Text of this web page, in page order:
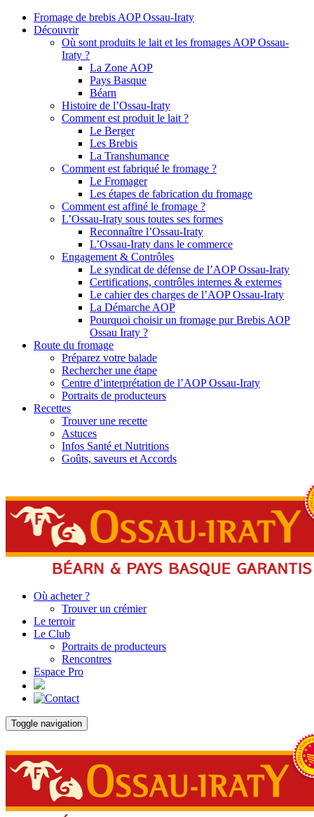
Fromage de brebis AOP Ossau-Iraty
Découvrir
Où sont produits le lait et les fromages AOP Ossau-
Iraty ?
La Zone AOP
Pays Basque
Béarn
Histoire de l’Ossau-Iraty
Comment est produit le lait ?
Le Berger
Les Brebis
La Transhumance
Comment est fabriqué le fromage ?
Le Fromager
Les étapes de fabrication du fromage
Comment est affiné le fromage ?
L’Ossau-Iraty sous toutes ses formes
Reconnaître l’Ossau-Iraty
L’Ossau-Iraty dans le commerce
Engagement & Contrôles
Le syndicat de défense de l’AOP Ossau-Iraty
Certifications, contrôles internes & externes
Le cahier des charges de l’AOP Ossau-Iraty
La Démarche AOP
Pourquoi choisir un fromage pur Brebis AOP
Ossau Iraty ?
Route du fromage
Préparez votre balade
Rechercher une étape
Centre d’interprétation de l’AOP Ossau-Iraty
Portraits de producteurs
Recettes
Trouver une recette
Astuces
Infos Santé et Nutritions
Goûts, saveurs et Accords
Où acheter ?
Trouver un crémier
Le terroir
Le Club
Portraits de producteurs
Rencontres
Espace Pro
Toggle navigation